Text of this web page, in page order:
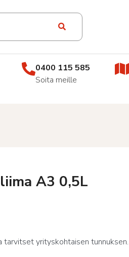
0400 115 585
Soita meille
A3 0,5L
tarvitset yrityskohtaisen tunnuksen.